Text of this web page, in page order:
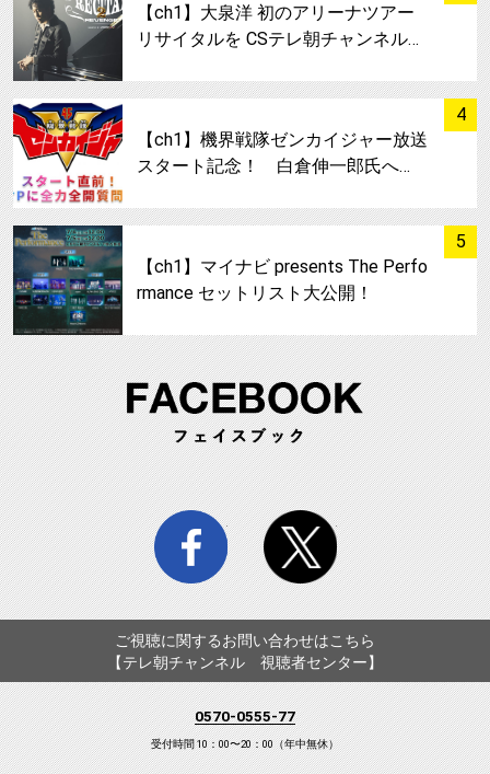
【ch1】大泉洋 初のアリーナツアー
リサイタルを CSテレ朝チャンネル…
4
サムネイル
【ch1】機界戦隊ゼンカイジャー放送
スタート記念！ 白倉伸一郎氏へ…
5
【ch1】マイナビ presents The Perfo
rmance セットリスト大公開！
facebook twitter
ご視聴に関するお問い合わせはこちら
【テレ朝チャンネル 視聴者センター】
0570-0555-77
受付時間 10：00〜20：00（年中無休）